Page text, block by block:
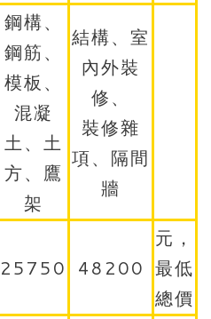
鋼構、
鋼筋、
模板、
混凝
土、土
方、鷹
架
結構、室
內外裝
修、
裝修雜
項、隔間
牆
25750 48200
元，
最低
總價